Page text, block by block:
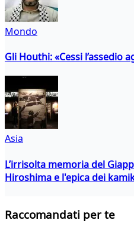
Mondo
Gli Houthi: «Cessi l’assedio
Asia
L’irrisolta memoria del
Hiroshima e l'epica dei
Raccomandati per te